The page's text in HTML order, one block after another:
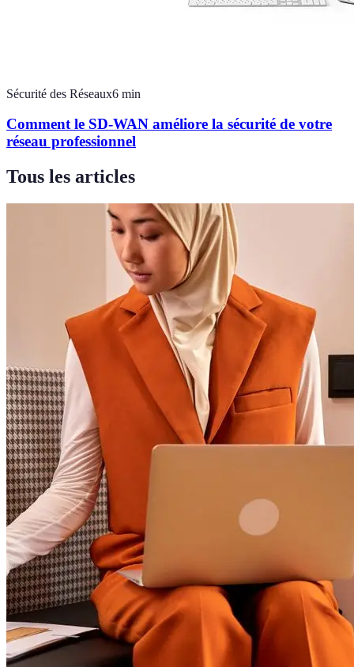
Sécurité des Réseaux6 min
Comment le SD-WAN améliore la sécurité de votre
réseau professionnel
Tous les articles